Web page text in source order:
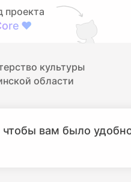
проекта
❤
культуры
области
области
вам было